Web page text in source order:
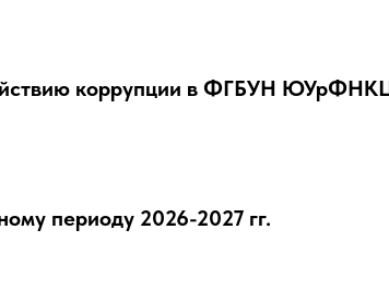
коррупции в ФГБУН
периоду 2026-2027 гг.